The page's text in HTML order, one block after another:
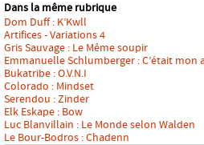
Dans la même rubrique
Dom Duff : K’Kwll
Artifices - Variations 4
Gris Sauvage : Le Même soupir
Emmanuelle Schlumberger : C’était mon
Bukatribe : O.V.N.I
Colorado : Mindset
Serendou : Zinder
Elk Eskape : Bow
Luc Blanvillain : Le Monde selon Walden
Le Bour-Bodros : Chadenn